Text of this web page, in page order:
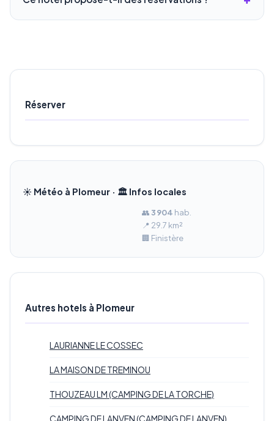
Réserver
☀️ Météo à Plomeur · 🏛️ Infos locales
👥 3 904 hab.
📍 29.7 km²
🏢 Finistère
Autres hotels à Plomeur
LAURIANNE LE COSSEC
LA MAISON DE TREMINOU
THOUZEAU LM (CAMPING DE LA TORCHE)